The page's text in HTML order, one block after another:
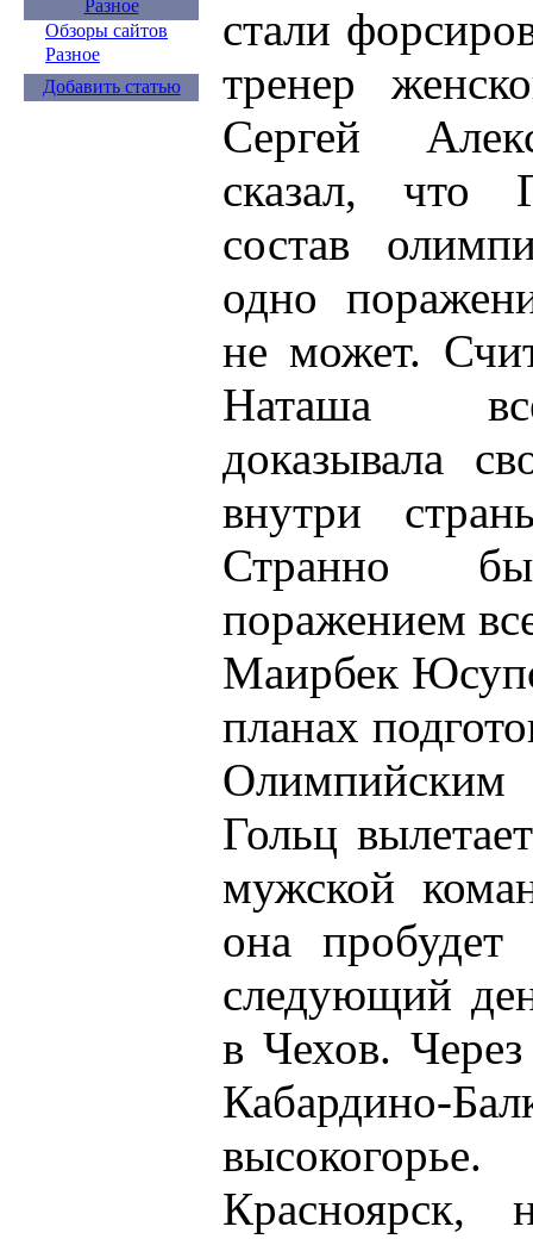
Разное
Обзоры сайтов
Разное
Добавить статью
стали
тренер
Сергей
сказал, что
состав
одно
не может.
Наташа
доказывала
внутри
Странно
поражением
Маирбек
планах
Гольц
мужской
она
следующий
в Чехов.
Красноярск,